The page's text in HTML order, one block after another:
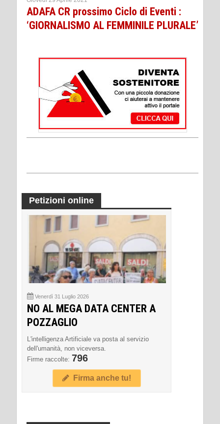
ADAFA CR prossimo Ciclo di Eventi :
‘GIORNALISMO AL FEMMINILE PLURALE’
Petizioni online
Venerdì 31 Luglio 2026
NO AL MEGA DATA CENTER A
POZZAGLIO
L'intelligenza Artificiale va posta al servizio
dell'umanità, non viceversa.
Firme raccolte: 796
Firma anche tu!